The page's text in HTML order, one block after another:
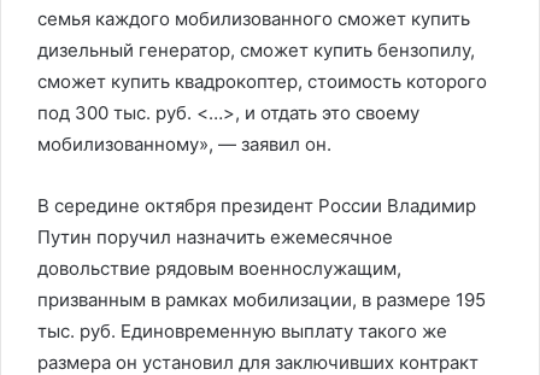
семья каждого мобилизованного сможет купить
дизельный генератор, сможет купить бензопилу,
сможет купить квадрокоптер, стоимость которого
под 300 тыс. руб. <…>, и отдать это своему
мобилизованному», — заявил он.
В середине октября президент России Владимир
Путин поручил назначить ежемесячное
довольствие рядовым военнослужащим,
призванным в рамках мобилизации, в размере 195
тыс. руб. Единовременную выплату такого же
размера он установил для заключивших контракт